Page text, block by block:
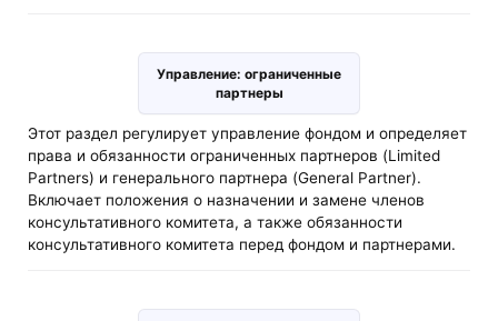
Управление: ограниченные
партнеры
Этот раздел регулирует управление фондом и определяет
права и обязанности ограниченных партнеров (Limited
Partners) и генерального партнера (General Partner).
Включает положения о назначении и замене членов
консультативного комитета, а также обязанности
консультативного комитета перед фондом и партнерами.